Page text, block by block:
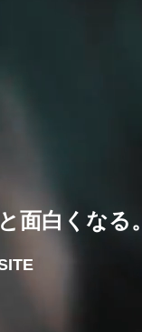
面白くなる。